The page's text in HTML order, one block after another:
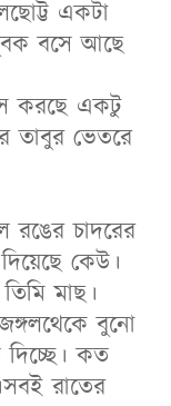
একটা
বসে আছে
করছে একটু
তাবুর ভেতরে
রঙের চাদরের
কেউ।
মাছ।
বুনো
দিচ্ছে। কত
রাতের